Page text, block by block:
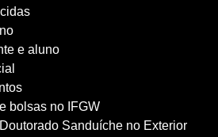
e aluno
bolsas no IFGW
Sanduíche no Exterior